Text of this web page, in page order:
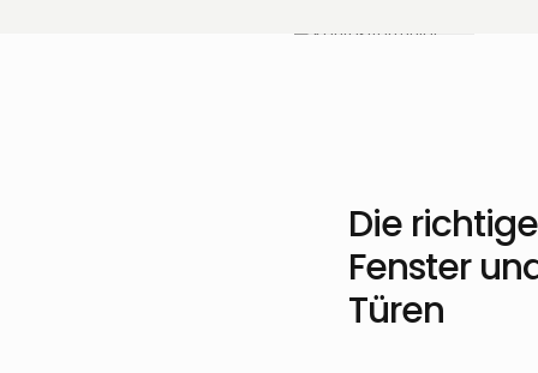
Die
Fenster
Türen